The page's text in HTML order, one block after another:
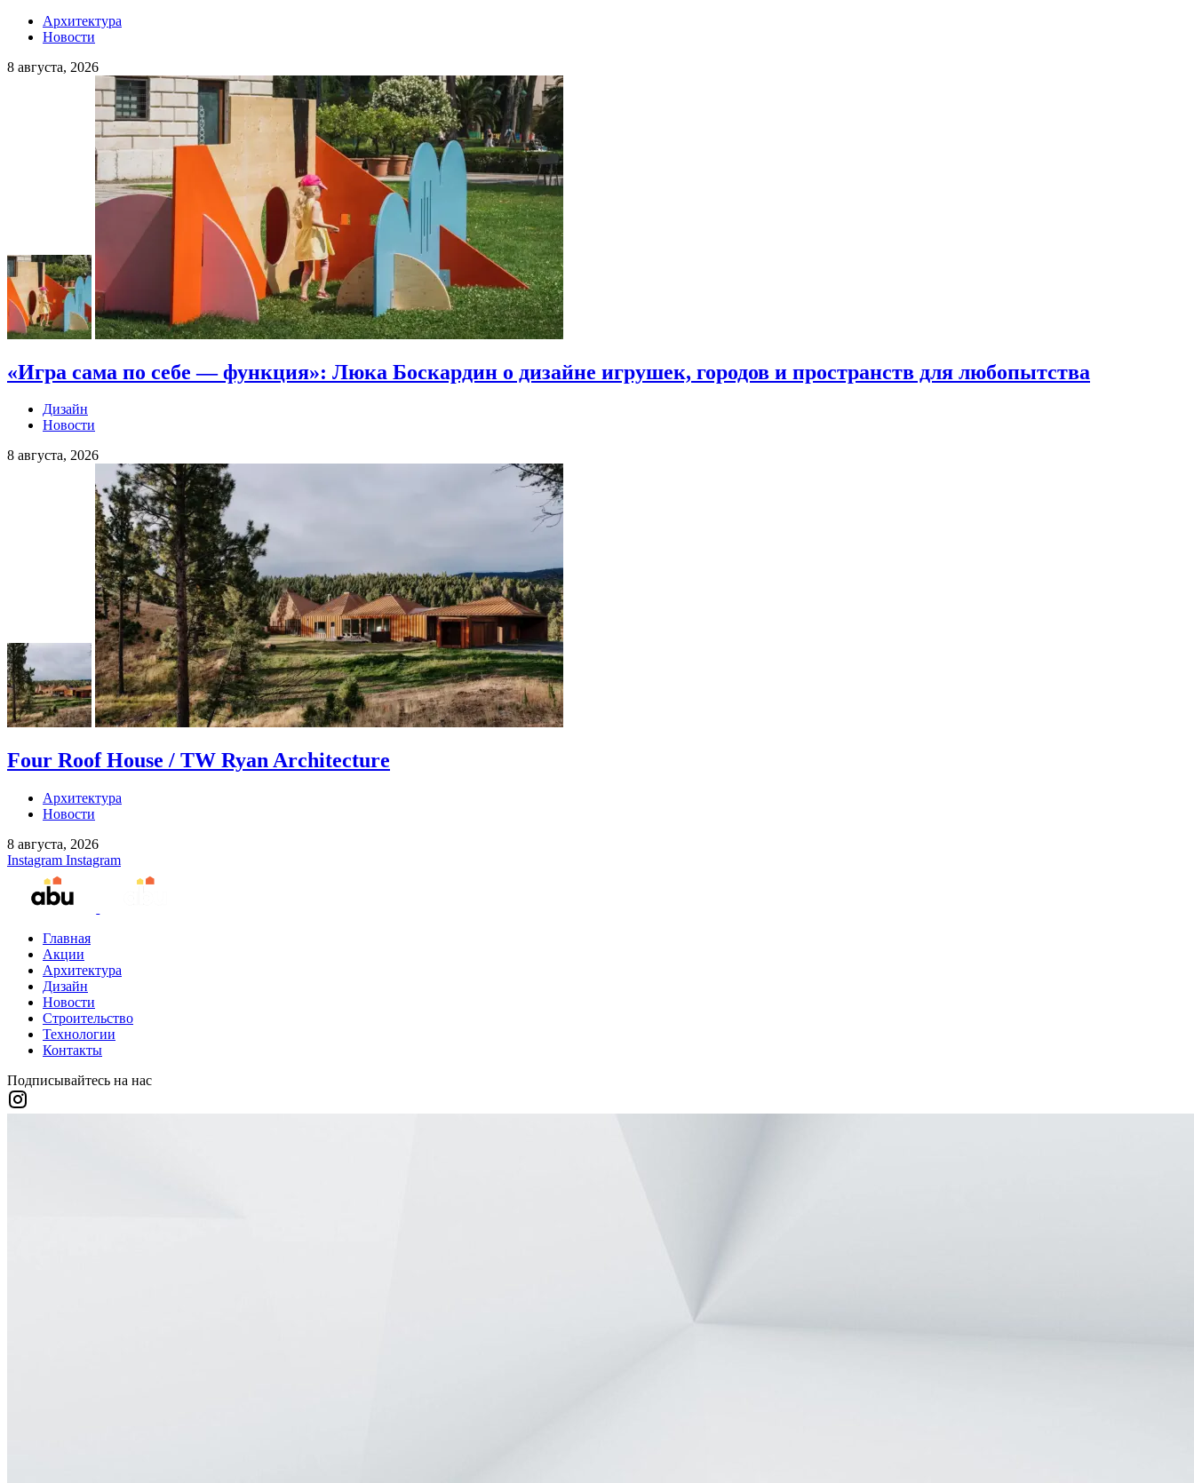
Архитектура
Новости
8 августа, 2026
«Игра сама по себе — функция»: Люка Боскардин о дизайне игрушек, городов и пространств для любопытства
Дизайн
Новости
8 августа, 2026
Four Roof House / TW Ryan Architecture
Архитектура
Новости
8 августа, 2026
Instagram Instagram
Главная
Акции
Архитектура
Дизайн
Новости
Строительство
Технологии
Контакты
Подписывайтесь на нас